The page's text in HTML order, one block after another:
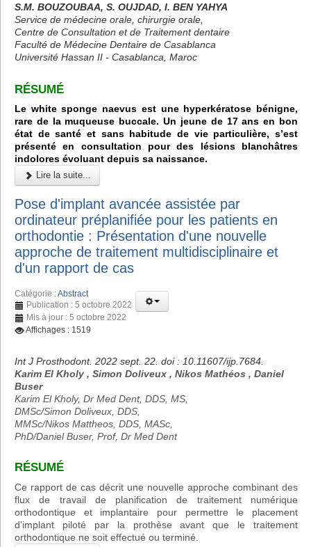
S.M. BOUZOUBAA, S. OUJDAD, I. BEN YAHYA
Service de médecine orale, chirurgie orale,
Centre de Consultation et de Traitement dentaire
Faculté de Médecine Dentaire de Casablanca
Université Hassan II - Casablanca, Maroc
RÉSUMÉ
Le white sponge naevus est une hyperkératose bénigne,
rare de la muqueuse buccale. Un jeune de 17 ans en bon
état de santé et sans habitude de vie particulière, s’est
présenté en consultation pour des lésions blanchâtres
indolores évoluant depuis sa naissance.
Lire la suite...
Pose d'implant avancée assistée par
ordinateur préplanifiée pour les patients en
orthodontie : Présentation d'une nouvelle
approche de traitement multidisciplinaire et
d'un rapport de cas
Catégorie :Abstract
Publication : 5 octobre 2022
Mis à jour : 5 octobre 2022
Affichages : 1519
Int J Prosthodont. 2022 sept. 22. doi : 10.11607/ijp.7684.
Karim El Kholy , Simon Doliveux , Nikos Mathéos , Daniel
Buser
Karim El Kholy, Dr Med Dent, DDS, MS,
DMSc/Simon Doliveux, DDS,
MMSc/Nikos Mattheos, DDS, MASc,
PhD/Daniel Buser, Prof, Dr Med Dent
RÉSUMÉ
Ce rapport de cas décrit une nouvelle approche combinant des
flux de travail de planification de traitement numérique
orthodontique et implantaire pour permettre le placement
d'implant piloté par la prothèse avant que le traitement
orthodontique ne soit effectué ou terminé.